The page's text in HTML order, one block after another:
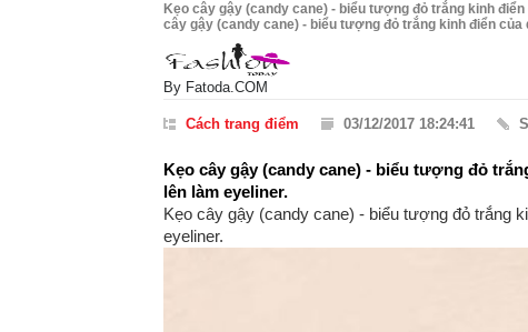
Kẹo cây gậy (candy cane) - biểu tượng đỏ trắng kinh
cây gậy (candy cane) - biểu tượng đỏ trắng kinh điển của
By Fatoda.COM
Cách trang điểm 03/12/2017 18:24:41
Kẹo cây gậy (candy cane) - biểu tượng đỏ
lên làm eyeliner.
Kẹo cây gậy (candy cane) - biểu tượng đỏ trắng
eyeliner.